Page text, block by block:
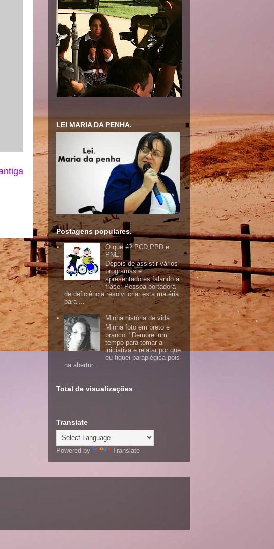
LEI MARIA DA PENHA.
Postagens populares.
O que é? PCD,PPD e
PNE.
Depois de assistir vários
programas e
apresentadores falando a
frase: Pessoa portadora
de deficiência resolvi criar esta matéria
para ...
Minha história de vida.
Minha foto em preto e
branco. "Demorei um
tempo para tomar a
iniciativa e relatar por que
eu fiquei paraplégica pois
na abertur...
Total de visualizações
Translate
Powered by Translate